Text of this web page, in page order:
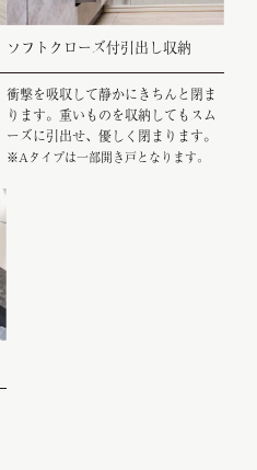
ソフトクローズ付引出し収納
衝撃を吸収して静かにきちんと閉ま
ります。重いものを収納してもスム
ーズに引出せ、優しく閉まります。
※Aタイプは一部開き戸となります。